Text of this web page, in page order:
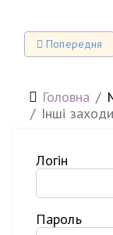
Попередня
Попередня
Головна
Інші заходи
Логін
Пароль